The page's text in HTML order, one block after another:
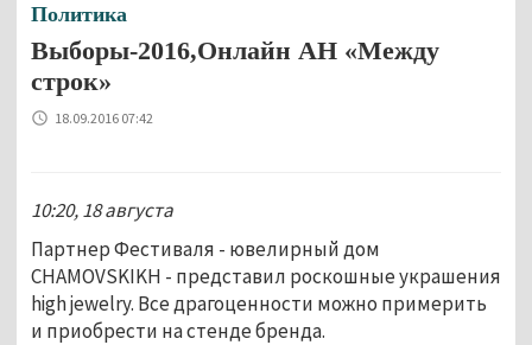
Политика
Выборы-2016,Онлайн АН «Между
строк»
18.09.2016 07:42
10:20, 18 августа
Партнер Фестиваля - ювелирный дом
CHAMOVSKIKH - представил роскошные украшения
high jewelry. Все драгоценности можно примерить
и приобрести на стенде бренда.